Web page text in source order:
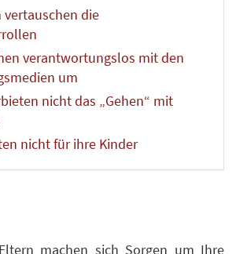
vertauschen die
verantwortungslos mit den
um
nicht das „Gehen“ mit
nicht für ihre Kinder
machen sich Sorgen um Ihre